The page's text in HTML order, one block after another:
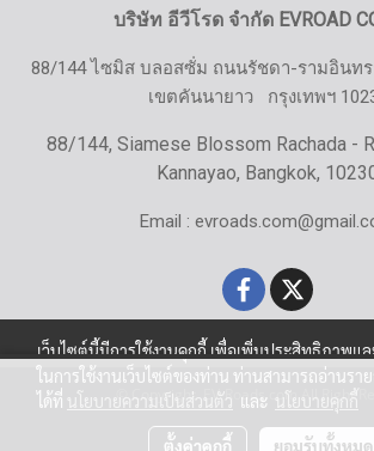
บริษัท อีวีโรด จำกัด EVROAD
88/144 ไซมิส บลอสซั่ม ถนนรัชดา-รามอินท
เขตคันนายาว กรุงเทพฯ
88/144, Siamese Blossom Rachada -
Kannayao, Bangkok,
Email :
© Copyright EV-Roads.com All Right
เว็บไซต์นี้มีการใช้งานคุกกี้ เพื่อเพิ่มประสิทธิภาพ
ในการใช้งานเว็บไซต์ของท่าน ท่านสามารถอ่านรา
ได้ที่ นโยบายความเป็นส่วนตัว และ นโยบายคุกกี้
ตั้งค่าคุกกี้ ยอมรับทั้งหมด